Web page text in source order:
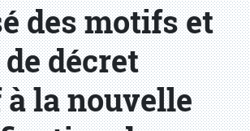
des motifs et
décret
la nouvelle